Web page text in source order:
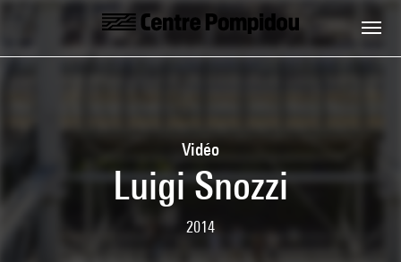
Aller au contenu principal
Centre Pompidou
Vidéo
Luigi Snozzi
2014